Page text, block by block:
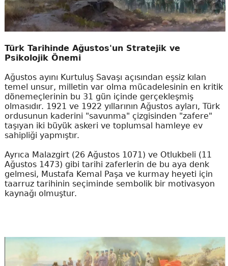
Türk Tarihinde Ağustos'un Stratejik ve
Psikolojik Önemi
Ağustos ayını Kurtuluş Savaşı açısından eşsiz kılan
temel unsur, milletin var olma mücadelesinin en kritik
dönemeçlerinin bu 31 gün içinde gerçekleşmiş
olmasıdır. 1921 ve 1922 yıllarının Ağustos ayları, Türk
ordusunun kaderini "savunma" çizgisinden "zafere"
taşıyan iki büyük askeri ve toplumsal hamleye ev
sahipliği yapmıştır.
Ayrıca Malazgirt (26 Ağustos 1071) ve Otlukbeli (11
Ağustos 1473) gibi tarihi zaferlerin de bu aya denk
gelmesi, Mustafa Kemal Paşa ve kurmay heyeti için
taarruz tarihinin seçiminde sembolik bir motivasyon
kaynağı olmuştur.